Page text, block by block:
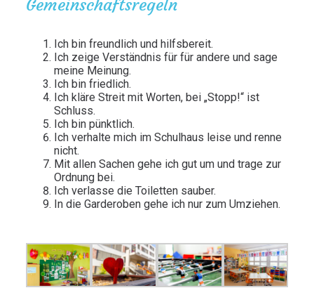
Gemeinschaftsregeln
Ich bin freundlich und hilfsbereit.
Ich zeige Verständnis für für andere und sage
meine Meinung.
Ich bin friedlich.
Ich kläre Streit mit Worten, bei „Stopp!“ ist
Schluss.
Ich bin pünktlich.
Ich verhalte mich im Schulhaus leise und renne
nicht.
Mit allen Sachen gehe ich gut um und trage zur
Ordnung bei.
Ich verlasse die Toiletten sauber.
In die Garderoben gehe ich nur zum Umziehen.